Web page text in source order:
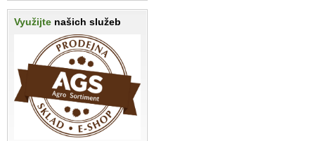
Využijte našich služeb